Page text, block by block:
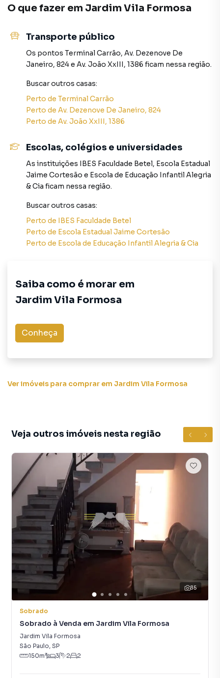
vida.
segurança e tranquilidade. Na Rocha Marqueze Imóveis
você consegue comprar ou alugar um imóvel em São Paulo
mesmo não estando na cidade e com a praticidade de
smartphone. Nós criamos soluções inovadoras para
simplificar a relação de proprietários, inquilinos e
compradores com o mercado imobiliário.
em diversas cidades do Brasil, incluindo São Paulo.
Na Rocha Marqueze Imóveis você consegue vender ou
alugar seu imóvel muito mais rápido do que em imobiliárias
São Paulo, especialmente em Jardim Vila Formosa. Isso
porque temos uma equipe de marketing digital focada em
produzir campanhas específicas para São Paulo, o que
aumenta muito o número de contatos interessados e
central de atendimento preparada para atender
proprietários e inquilinos.
O que fazer em Jardim Vila Formosa
Transporte público
Os pontos Terminal Carrão, Av. Dezenove De
Janeiro, 824e Av. João XxIII, 1386 ficam nessa região.
Buscar outros casas:
Perto de Terminal Carrão
Perto de Av. Dezenove De Janeiro, 824
Perto de Av. João XxIII, 1386
Escolas, colégios e universidades
As instituições IBES Faculdade Betel, Escola Estadual
Jaime Cortesão e Escola de Educação Infantil Alegria
& Cia ficam nessa região.
Buscar outros casas:
Perto de IBES Faculdade Betel
Perto de Escola Estadual Jaime Cortesão
Perto de Escola de Educação Infantil Alegria & Cia
Saiba como é morar em
Jardim Vila Formosa
Conheça
Ver imóveis para comprar em Jardim Vila Formosa
Veja outros imóveis nesta região
35
Sobrado
Sobrado à Venda em Jardim Vila Formosa
Jardim Vila Formosa
São Paulo, SP
150m² 3 2 2